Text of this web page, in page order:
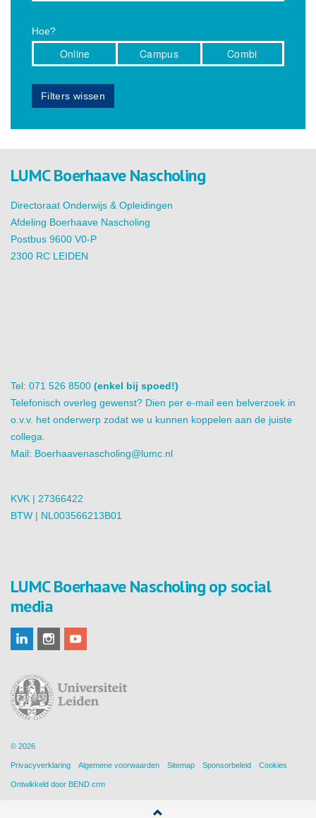
Hoe?
Online Campus Combi
Filters wissen
LUMC Boerhaave Nascholing
Directoraat Onderwijs & Opleidingen
Afdeling Boerhaave Nascholing
Postbus 9600 V0-P
2300 RC LEIDEN
Tel: 071 526 8500 (enkel bij spoed!)
Telefonisch overleg gewenst? Dien per e-mail een belverzoek in
o.v.v. het onderwerp zodat we u kunnen koppelen aan de juiste
collega.
Mail: Boerhaavenascholing@lumc.nl
KVK | 27366422
BTW | NL003566213B01
LUMC Boerhaave Nascholing op social
media
© 2026
Privacyverklaring Algemene voorwaarden Sitemap Sponsorbeleid Cookies
Ontwikkeld door BEND crm